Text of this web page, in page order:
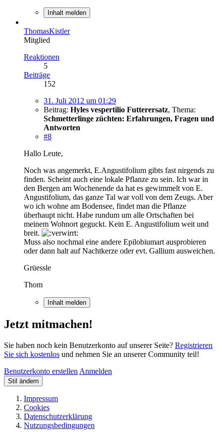
Inhalt melden
ThomasKistler
Mitglied
Reaktionen
5
Beiträge
152
31. Juli 2012 um 01:29
Beitrag: Hyles vespertilio Futterersatz, Thema:
Schmetterlinge züchten: Erfahrungen, Fragen und
Antworten
#8
Hallo Leute,
Noch was angemerkt, E.Angustifolium gibts fast nirgends zu
finden. Scheint auch eine lokale Pflanze zu sein. Ich war in
den Bergen am Wochenende da hat es gewimmelt von E.
Angustifolium, das ganze Tal war voll von dem Zeugs. Aber
wo ich wohne am Bodensee, findet man die Pflanze
überhaupt nicht. Habe rundum um alle Ortschaften bei
meinem Wohnort geguckt. Kein E. Angustifolium weit und
breit.
Muss also nochmal eine andere Epilobiumart ausprobieren
oder dann halt auf Nachtkerze oder evt. Gallium ausweichen.
Grüessle
Thom
Inhalt melden
Jetzt mitmachen!
Sie haben noch kein Benutzerkonto auf unserer Seite? Registrieren
Sie sich kostenlos und nehmen Sie an unserer Community teil!
Benutzerkonto erstellen Anmelden
Stil ändern
Impressum
Cookies
Datenschutzerklärung
Nutzungsbedingungen